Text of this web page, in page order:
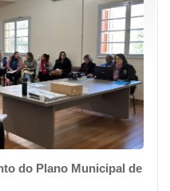
do Plano Municipal de